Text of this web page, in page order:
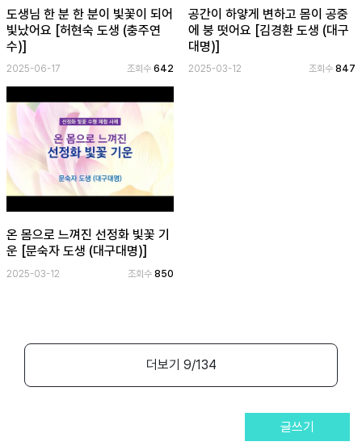
도생님 한 분 한 분이 빛꽃이 되어
빛났어요 [허현숙 도생 (충주연
수)]
2025-06-17 조회수642
공간이 하얗게 변하고 몸이 공중
에 붕 떳어요 [김경환 도생 (대구
대명)]
2025-03-12 조회수 847
온 몸으로 느껴진 선정화 빛꽃 기
운 [문숙자 도생 (대구대명)]
2025-03-12 조회수850
더보기 9/134
글쓰기